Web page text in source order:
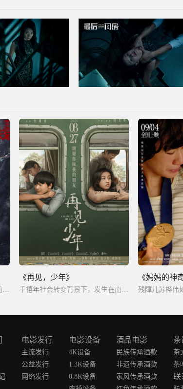
《再见，少年》 《妈妈的神
电影发行
主流发行
公益发行
网络发行
电影设备
4K设备
1.3K设备
0.8K设备
酒品电影
民族传承酒款
非遗传承酒款
家风传承酒款
茶
茶
茶
联